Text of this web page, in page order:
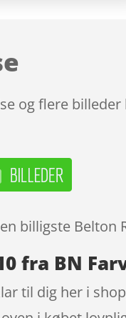
og flere billeder
billigste Belton
fra BN
til dig her i